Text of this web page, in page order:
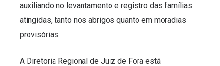
auxiliando no levantamento e registro das famílias
atingidas, tanto nos abrigos quanto em moradias
provisórias.
A Diretoria Regional de Juiz de Fora está